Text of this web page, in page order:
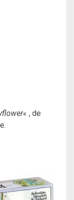
« , de